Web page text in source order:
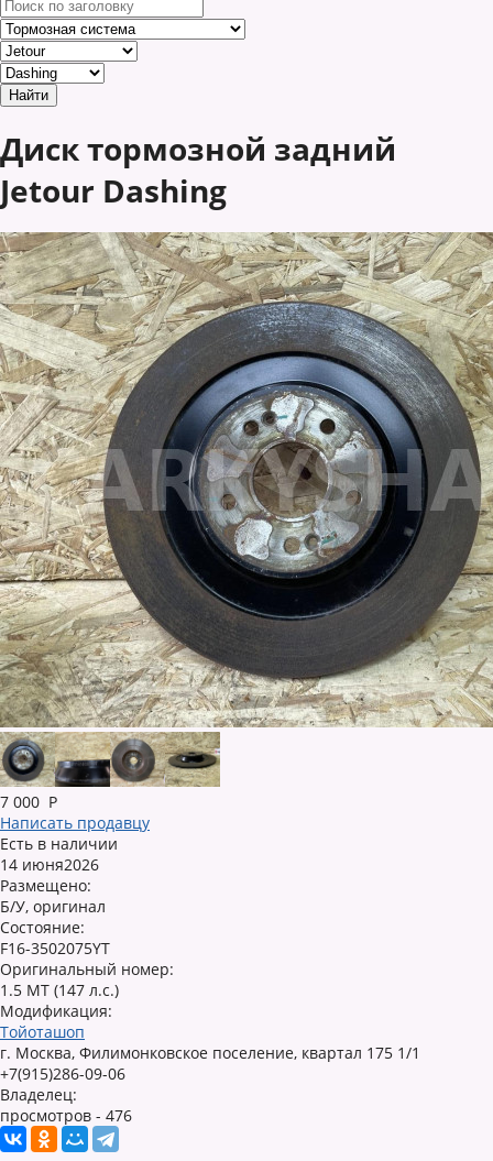
Диск тормозной задний
Jetour Dashing
7 000 Р
Написать продавцу
Есть в наличии
14 июня2026
Размещено:
Б/У, оригинал
Состояние:
F16-3502075YT
Оригинальный номер:
1.5 MT (147 л.с.)
Модификация:
Тойоташоп
г. Москва, Филимонковское поселение, квартал 175 1/1
+7(915)286-09-06
Владелец:
просмотров - 476